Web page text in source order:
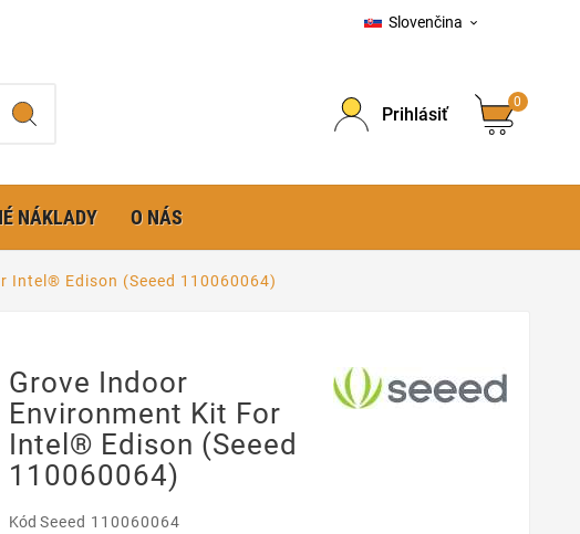
Slovenčina 
Prihlásiť
0
NÁKLADY O NÁS
Intel® Edison (Seeed 110060064)
Grove Indoor
Environment Kit For
Intel® Edison (Seeed
110060064)
KódSeeed 110060064